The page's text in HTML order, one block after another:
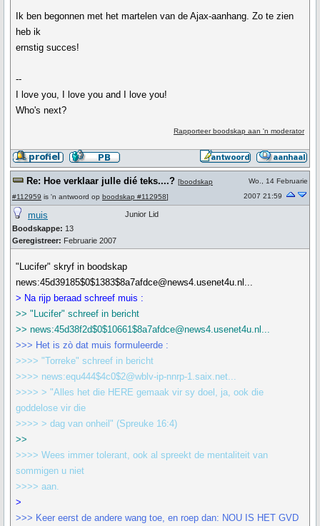
Ik ben begonnen met het martelen van de Ajax-aanhang. Zo te zien
heb ik
ernstig succes!
--
I love you, I love you and I love you!
Who's next?
Rapporteer boodskap aan 'n moderator
Re: Hoe verklaar julle dié teks....? [boodskap
#112959 is 'n antwoord op boodskap #112958]
Wo., 14 Februarie
2007 21:59
muis
Boodskappe: 13
Geregistreer: Februarie 2007
Junior Lid
"Lucifer" skryf in boodskap
news:45d39185$0$1383$8a7afdce@news4.usenet4u.nl...
> Na rijp beraad schreef muis :
>> "Lucifer" schreef in bericht
>> news:45d38f2d$0$10661$8a7afdce@news4.usenet4u.nl...
>>> Het is zò dat muis formuleerde :
>>>> "Torreke" schreef in bericht
>>>> news:equ444$4c0$2@wblv-ip-nnrp-1.saix.net...
>>>> > "Alles het die HERE gemaak vir sy doel, ja, ook die
goddelose vir die
>>>> > dag van onheil" (Spreuke 16:4)
>>
>>>> Wees immer tolerant, ook al spreekt de mentaliteit van
sommigen u niet
>>>> aan.
>
>>> Keer eerst de andere wang toe, en roep dan: NOU IS HET GVD